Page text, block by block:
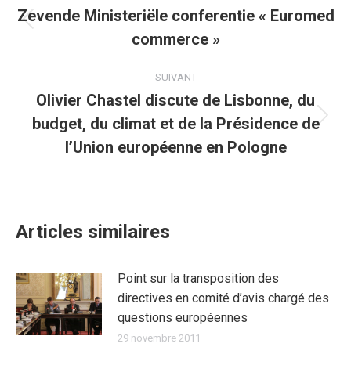
article
précédent
Zevende Ministeriële conferentie « Euromed
commerce »
SUIVANT
Article
suivant
Olivier Chastel discute de Lisbonne, du
budget, du climat et de la Présidence de
l’Union européenne en Pologne
Articles similaires
Point sur la transposition des
directives en comité d’avis chargé des
questions européennes
29 novembre 2011